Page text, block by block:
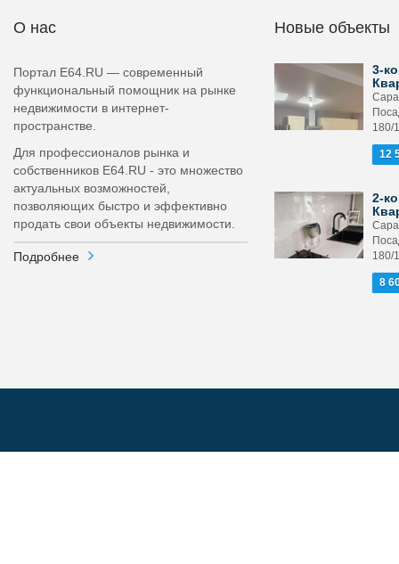
О нас
Портал E64.RU — современный
функциональный помощник на рынке
недвижимости в интернет-
пространстве.
Для профессионалов рынка и
собственников E64.RU - это множество
актуальных возможностей,
позволяющих быстро и эффективно
продать свои объекты недвижимости.
Подробнее
Новые объекты
3-
180/
12
2-
180/
8